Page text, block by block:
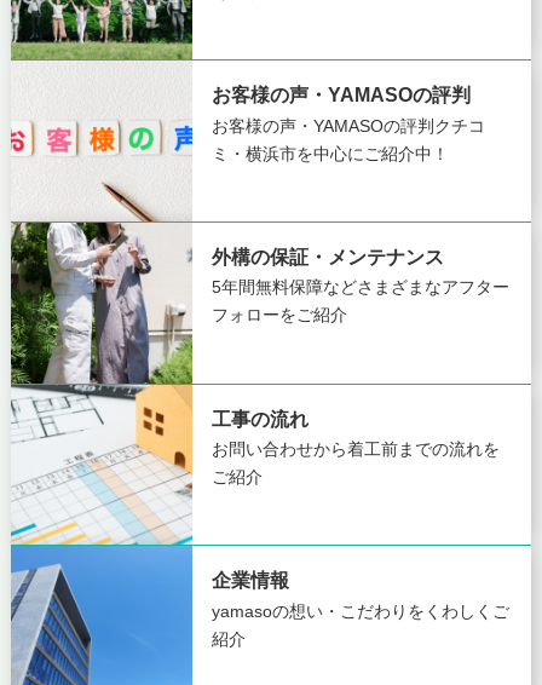
お客様の声・YAMASOの評判
お客様の声・YAMASOの評判クチコ
ミ・横浜市を中心にご紹介中！
外構の保証・メンテナンス
5年間無料保障などさまざまなアフター
フォローをご紹介
工事の流れ
お問い合わせから着工前までの流れを
ご紹介
企業情報
yamasoの想い・こだわりを くわしくご
紹介